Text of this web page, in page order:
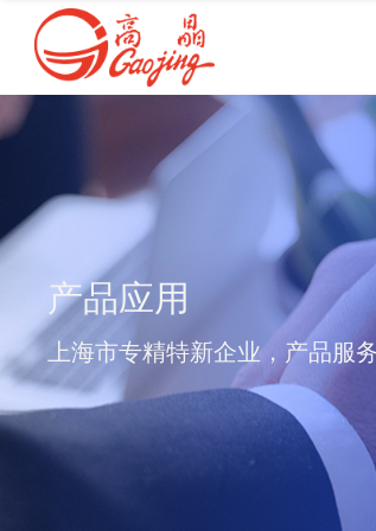
产品应用
上海市专精特新企业，产品服